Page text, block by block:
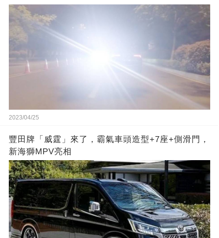
2023/04/25
豐田牌「威霆」來了，霸氣車頭造型+7座+側滑門，
新海獅MPV亮相